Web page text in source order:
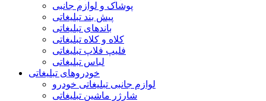
پوشاک و لوازم جانبی
پیش بند تبلیغاتی
باندهای تبلیغاتی
کلاه و کلاه تبلیغاتی
فلیپ فلاپ تبلیغاتی
لباس تبلیغاتی
خودروهای تبلیغاتی
لوازم جانبی تبلیغاتی خودرو
شارژر ماشین تبلیغاتی